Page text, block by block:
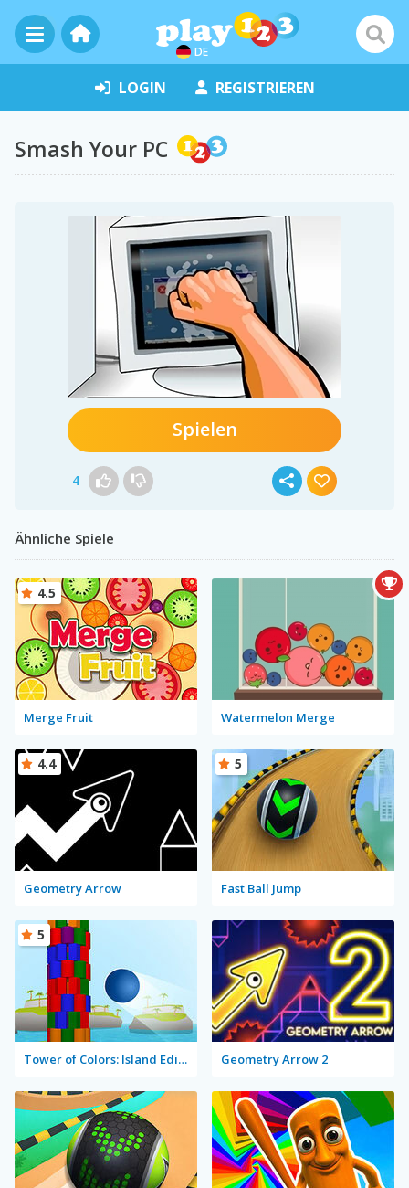
DE
LOGIN REGISTRIEREN
Smash Your PC
Spielen
4
Ähnliche Spiele
Merge Fruit
4.5
Watermelon Merge
Geometry Arrow
4.4
Fast Ball Jump
5
Tower of Colors: Island Edition
5
Geometry Arrow 2